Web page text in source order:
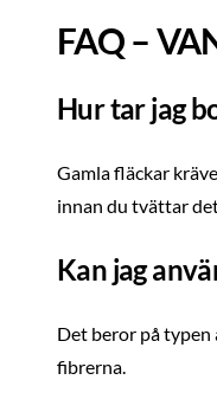
FAQ –
Hur tar jag
Gamla fläckar
innan du tvättar
Kan jag
Det beror på typen
fibrerna.